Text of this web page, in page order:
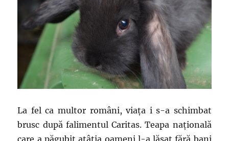
La fel ca multor români, viața i s-a schimbat
brusc după falimentul Caritas. Teapa națională
care a păgubit atâția oameni l-a lăsat fără bani